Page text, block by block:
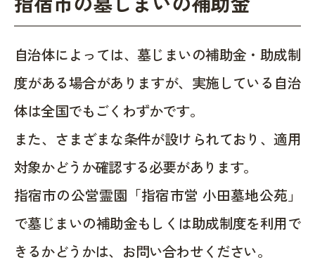
自治体によっては、墓じまいの補助金・助成制
度がある場合がありますが、実施している自治
体は全国でもごくわずかです。
また、さまざまな条件が設けられており、適用
対象かどうか確認する必要があります。
指宿市の公営霊園「指宿市営 小田墓地公苑」
で墓じまいの補助金もしくは助成制度を利用で
きるかどうかは、お問い合わせください。